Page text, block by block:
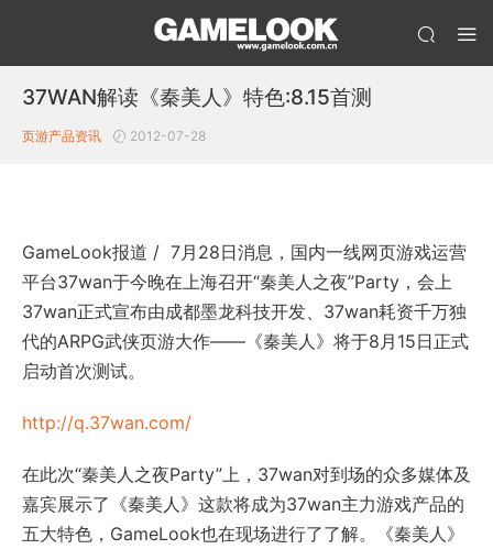
37WAN解读《秦美人》特色:8.15首测
页游产品资讯 2012-07-28
GameLook报道 / 7月28日消息，国内一线网页游戏运营
平台37wan于今晚在上海召开“秦美人之夜”Party，会上
37wan正式宣布由成都墨龙科技开发、37wan耗资千万独
代的ARPG武侠页游大作——《秦美人》将于8月15日正式
启动首次测试。
http://q.37wan.com/
在此次“秦美人之夜Party”上，37wan对到场的众多媒体及
嘉宾展示了《秦美人》这款将成为37wan主力游戏产品的
五大特色，GameLook也在现场进行了了解。《秦美人》